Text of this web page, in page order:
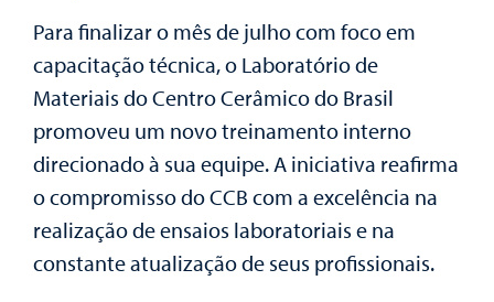
Para finalizar o mês de julho com foco em
capacitação técnica, o Laboratório de
Materiais do Centro Cerâmico do Brasil
promoveu um novo treinamento interno
direcionado à sua equipe. A iniciativa reafirma
o compromisso do CCB com a excelência na
realização de ensaios laboratoriais e na
constante atualização de seus profissionais.